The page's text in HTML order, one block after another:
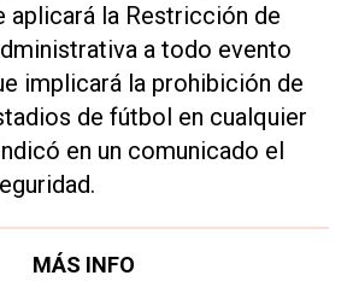
aplicará la Restricción de
a todo evento
implicará la prohibición de
de fútbol en cualquier
en un comunicado el
MÁS INFO